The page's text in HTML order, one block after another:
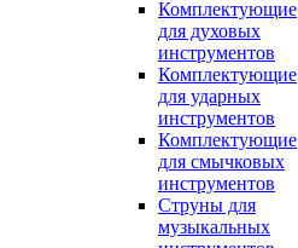
Комплектующие
для духовых
инструментов
Комплектующие
для ударных
инструментов
Комплектующие
для смычковых
инструментов
Струны для
музыкальных